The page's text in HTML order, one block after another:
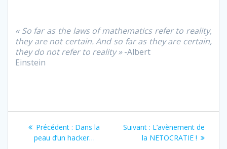
« So far as the laws of mathematics refer to reality,
they are not certain. And so far as they are certain,
they do not refer to reality »-Albert
Einstein
Navigation
Précédent : Article
précédent
Dans la
peau d’un hacker…
Suivant : Article
suivant
L’avènement de
la NETOCRATIE !